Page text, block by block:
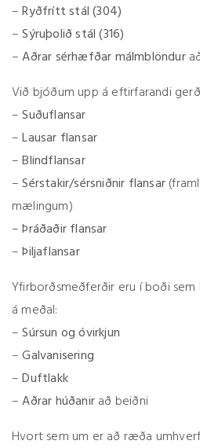
–Ryðfrítt stál (304)
–Sýruþolið stál (316)
–Aðrar sérhæfðar málmblöndur
Við bjóðum upp á eftirfarandi
–Suðuflansar
–Lausar flansar
–Blindflansar
–Sérstakir/sérsniðnir flansar
mælingum)
–Þráðaðir flansar
–Þiljaflansar
Yfirborðsmeðferðir eru í boði
á meðal:
–Súrsun og óvirkjun
–Galvanisering
–Duftlakk
–Aðrar húðanirað beiðni
Hvort sem um er að ræða